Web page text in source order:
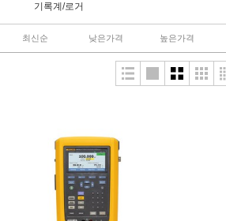
기록계/로거
최신순 낮은가격 높은가격